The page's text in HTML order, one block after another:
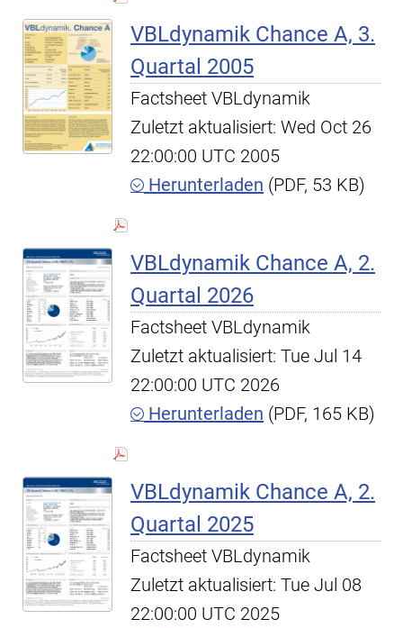
VBLdynamik Chance A, 3.
Quartal 2005
Factsheet VBLdynamik
Zuletzt aktualisiert: Wed Oct 26
22:00:00 UTC 2005
Herunterladen (PDF, 53 KB)
VBLdynamik Chance A, 2.
Quartal 2026
Factsheet VBLdynamik
Zuletzt aktualisiert: Tue Jul 14
22:00:00 UTC 2026
Herunterladen (PDF, 165 KB)
VBLdynamik Chance A, 2.
Quartal 2025
Factsheet VBLdynamik
Zuletzt aktualisiert: Tue Jul 08
22:00:00 UTC 2025